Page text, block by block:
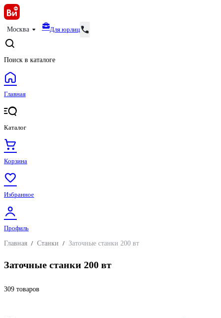
Москва Для юрлиц
Поиск в каталоге
Главная
Каталог
Корзина
Избранное
Профиль
Главная / Станки / Заточные станки 200 вт
Заточные станки 200 вт
309 товаров